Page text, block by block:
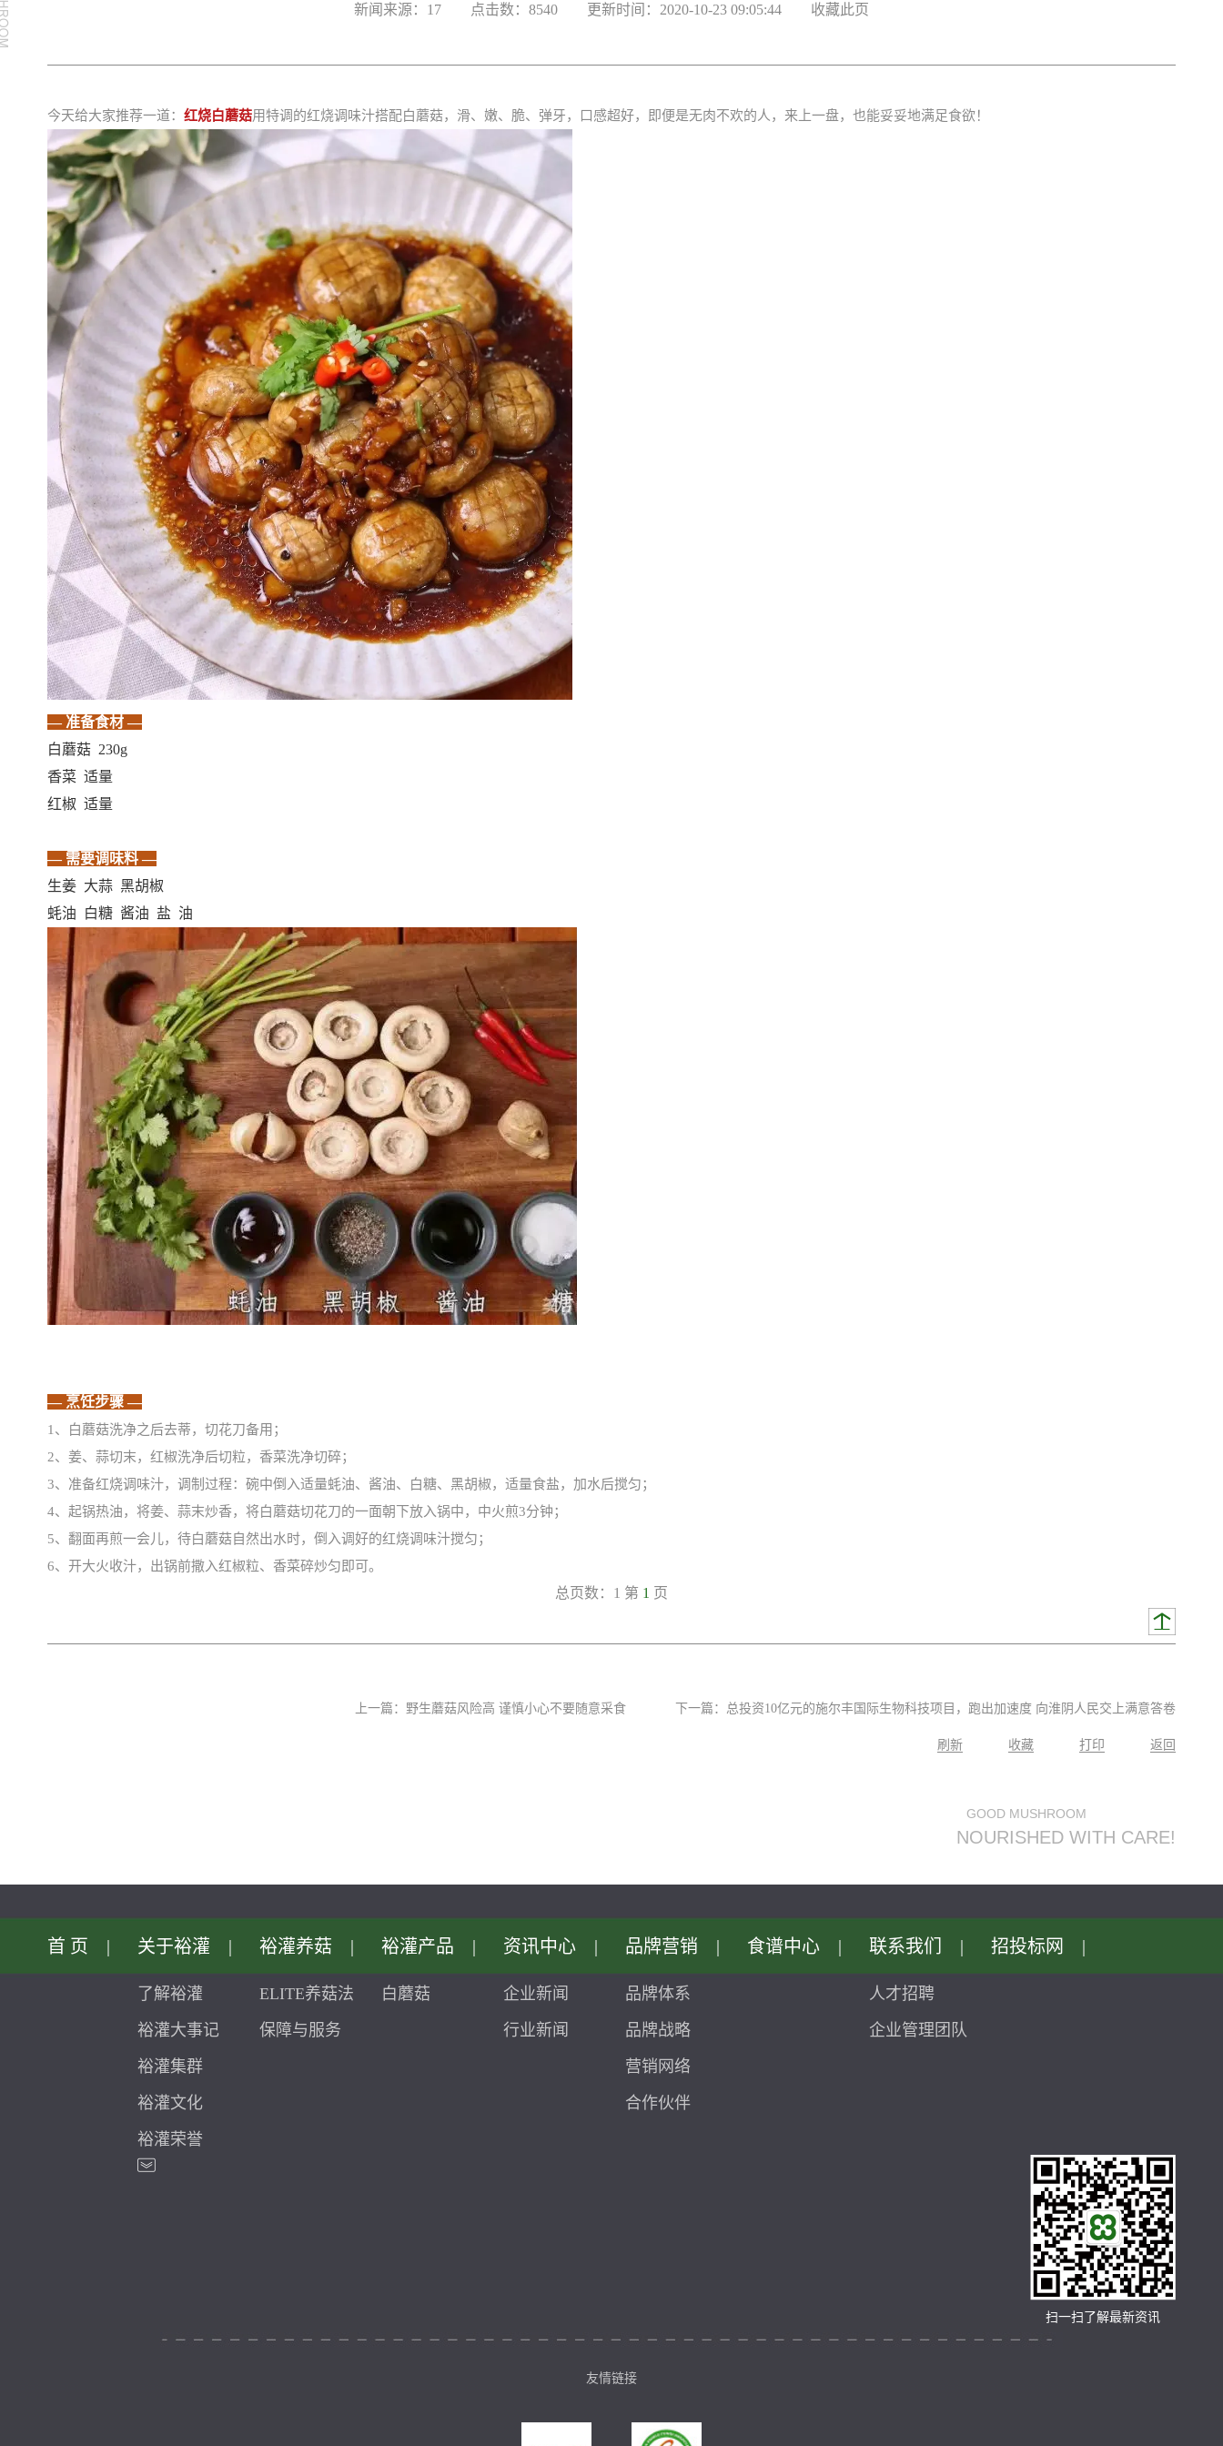
新闻来源：17 点击数：8540 更新时间：2020-10-2309:05:44 收藏此页
今天给大家推荐一道： 红烧白蘑菇用特调的红烧调味汁搭配白蘑菇， 滑、嫩、脆、弹牙，口感超好， 即便是无肉不欢的人， 来上一盘，也能妥妥地满足食欲！
—准备食材—
白蘑菇230g
香菜适量
红椒适量
—需要调味料—
生姜大蒜黑胡椒
蚝油白糖酱油盐油
—烹饪步骤—
1、白蘑菇洗净之后去蒂，切花刀备用；
2、姜、蒜切末，红椒洗净后切粒，香菜洗净切碎；
3、准备红烧调味汁，调制过程：碗中倒入适量蚝油、酱油、白糖、黑胡椒，适量食盐，加水后搅匀；
4、起锅热油，将姜、蒜末炒香，将白蘑菇切花刀的一面朝下放入锅中，中火煎3分钟；
5、翻面再煎一会儿，待白蘑菇自然出水时，倒入调好的红烧调味汁搅匀；
6、开大火收汁，出锅前撒入红椒粒、香菜碎炒匀即可。
总页数：1第 1 页
上一篇： 野生蘑菇风险高谨慎小心不要随意采食 下一篇： 总投资10亿元的施尔丰国际生物科技项目，跑出加速度向淮阴人民交上满意答卷
刷新 收藏 打印 返回
GOODMUSHROOM
NOURISHEDWITHCARE!
首页 | 关于裕灌 |
了解裕灌
裕灌大事记
裕灌集群
裕灌文化
裕灌荣誉
裕灌养菇 |
ELITE养菇法
保障与服务
裕灌产品 |
白蘑菇
资讯中心 |
企业新闻
行业新闻
品牌营销 |
品牌体系
品牌战略
营销网络
合作伙伴
食谱中心 | 联系我们 |
人才招聘
企业管理团队
招投标网 |
扫一扫了解最新资讯
友情链接